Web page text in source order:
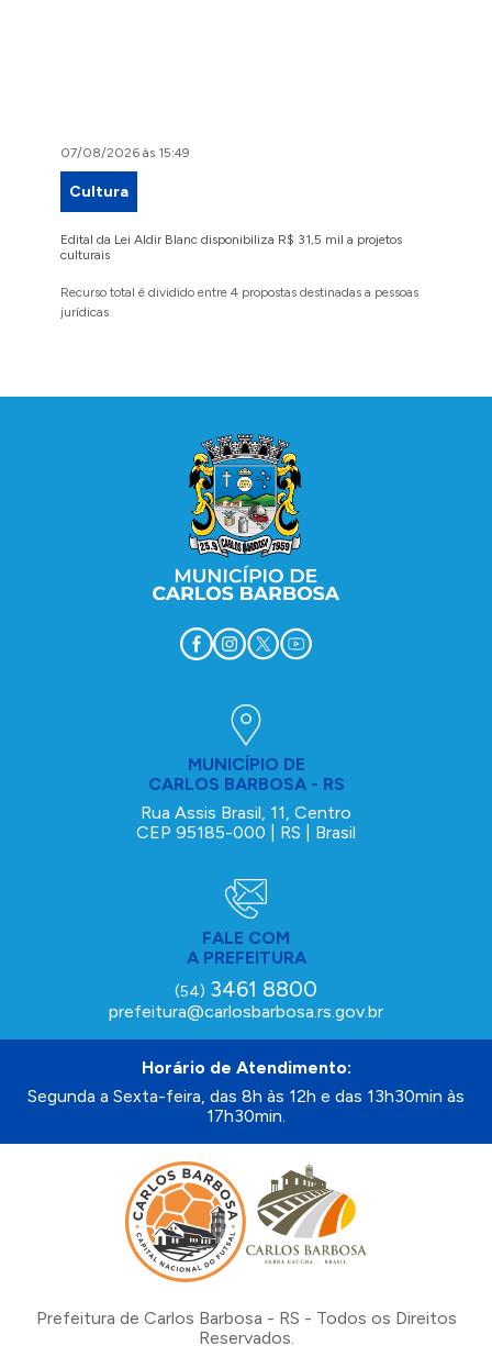
07/08/2026 às 15:49
Cultura
Edital da Lei Aldir Blanc disponibiliza R$ 31,5 mil a projetos
culturais
Recurso total é dividido entre 4 propostas destinadas a pessoas
jurídicas
MUNICÍPIO DE
CARLOS BARBOSA - RS
Rua Assis Brasil, 11, Centro
CEP 95185-000 | RS | Brasil
FALE COM
A PREFEITURA
(54) 3461 8800
prefeitura@carlosbarbosa.rs.gov.br
Horário de Atendimento:
Segunda a Sexta-feira, das 8h às 12h e das 13h30min às
17h30min.
Prefeitura de Carlos Barbosa - RS - Todos os Direitos
Reservados.